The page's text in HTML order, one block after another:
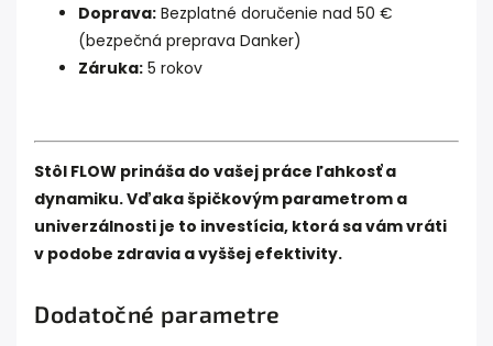
Doprava: Bezplatné doručenie nad 50 €
(bezpečná preprava Danker)
Záruka: 5 rokov
Stôl FLOW prináša do vašej práce ľahkosť a
dynamiku. Vďaka špičkovým parametrom a
univerzálnosti je to investícia, ktorá sa vám vráti
v podobe zdravia a vyššej efektivity.
Dodatočné parametre